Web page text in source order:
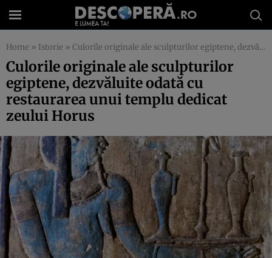
Home » Istorie » Culorile originale ale sculpturilor egiptene, dezvăluite odată cu restaurarea unui templu dedicat zeului Horus
Culorile originale ale sculpturilor
egiptene, dezvăluite odată cu
restaurarea unui templu dedicat
zeului Horus